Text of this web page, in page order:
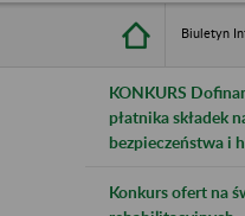
Biuletyn
KONKURS
płatnika składek
bezpieczeństwa i
Konkurs ofert na